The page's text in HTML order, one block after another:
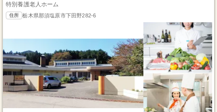
特別養護老人ホーム
住所 栃木県那須塩原市下田野282-6